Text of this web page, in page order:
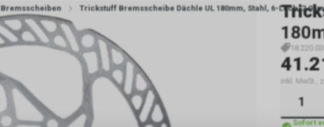
Bremsscheiben Trickstuff Bremsscheibe Dächle UL 180mm, Stahl, 6-Loch,
inkl. MwSt.,
Sofort